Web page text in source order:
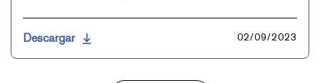
Descargar 02/09/2023